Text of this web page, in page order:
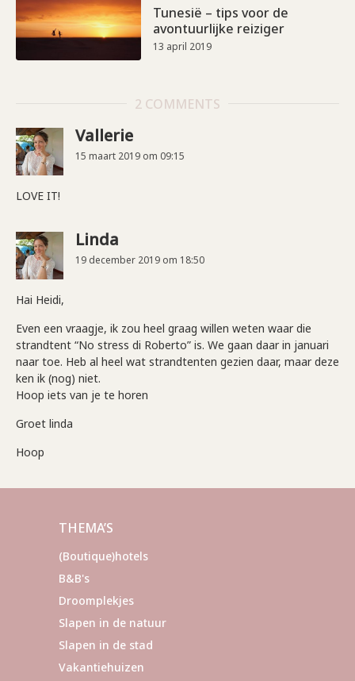
Tunesië – tips voor de
avontuurlijke reiziger
13 april 2019
2 COMMENTS
Vallerie
15 maart 2019 om 09:15
LOVE IT!
Linda
19 december 2019 om 18:50
Hai Heidi,
Even een vraagje, ik zou heel graag willen weten waar die
strandtent “No stress di Roberto” is. We gaan daar in januari
naar toe. Heb al heel wat strandtenten gezien daar, maar deze
ken ik (nog) niet.
Hoop iets van je te horen
Groet linda
Hoop
THEMA’S
(Boutique)hotels
B&B's
Droomplekjes
Slapen in de natuur
Slapen in de stad
Vakantiehuizen